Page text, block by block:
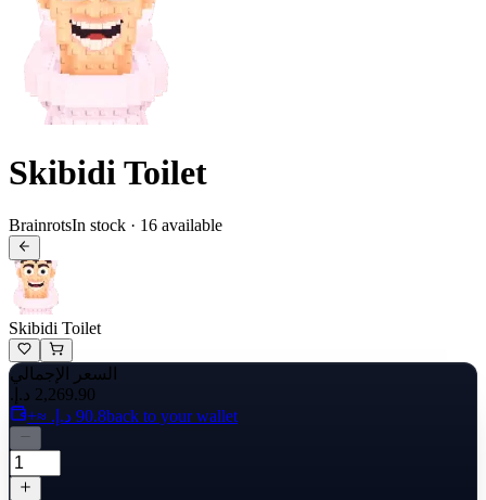
Skibidi Toilet
BrainrotsIn stock · 16 available
Skibidi Toilet
السعر الإجمالي
back to your wallet